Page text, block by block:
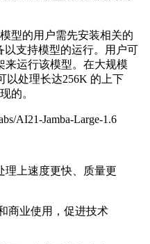
型的用户需先安装相关的
以支持模型的运行。用户可
来运行该模型。在大规模
以处理长达256K 的上下
的。
AI21-Jamba-Large-1.6
理上速度更快、质量更
商业使用，促进技术